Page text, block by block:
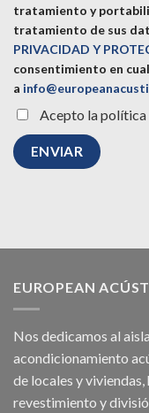
tratamiento y
tratamiento de sus
PRIVACIDAD Y
consentimiento en
a
Acepto la política
EUROPEAN
Nos dedicamos al
acondicionamiento
de locales yviviendas
revestimiento y